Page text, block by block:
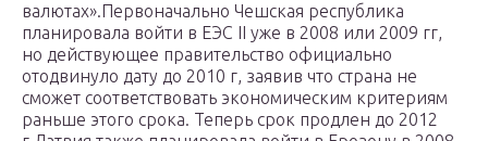
валютах».Первоначально Чешская республика
планировала войти в ЕЭС II уже в 2008 или 2009 гг,
но действующее правительство официально
отодвинуло дату до 2010 г, заявив что страна не
сможет соответствовать экономическим критериям
раньше этого срока. Теперь срок продлен до 2012